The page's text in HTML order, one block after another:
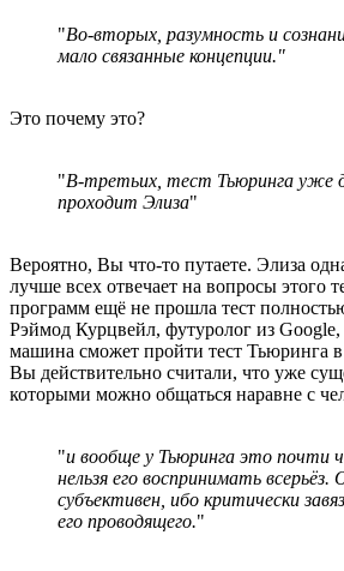
"Во-вторых, разумность и
мало связанные концепции."
Это почему это?
"В-третьих, тест Тьюринга уже
проходит Элиза"
Вероятно, Вы что-то путаете. Элиза
лучше всех отвечает на вопросы этого
программ ещё не прошла тест
Рэймод Курцвейл, футуролог из Google,
машина сможет пройти тест Тьюринга в
Вы действительно считали, что уже
которыми можно общаться наравне с
"и вообще у Тьюринга это почти
нельзя его воспринимать всерьёз.
субъективен, ибо критически
его проводящего."